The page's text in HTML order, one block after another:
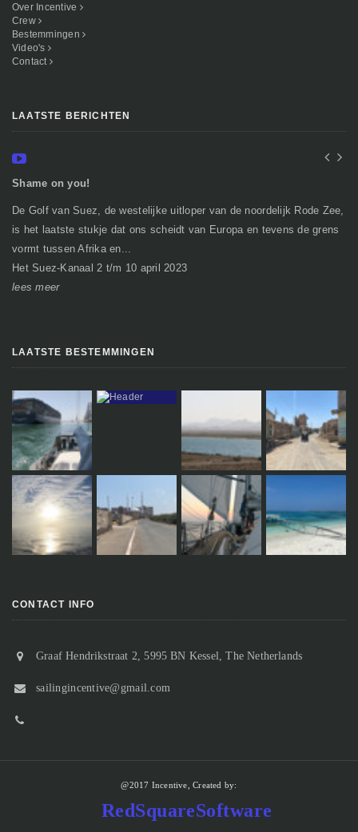
Over Incentive
Crew
Bestemmingen
Video's
Contact
LAATSTE BERICHTEN
Shame on you!
De Golf van Suez, de westelijke uitloper van de noordelijk Rode Zee,
is het laatste stukje dat ons scheidt van Europa en tevens de grens
vormt tussen Afrika en...
Het Suez-Kanaal 2 t/m 10 april 2023
lees meer
LAATSTE BESTEMMINGEN
CONTACT INFO
Graaf Hendrikstraat 2, 5995 BN Kessel, The Netherlands
sailingincentive@gmail.com
@2017 Incentive, Created by:
RedSquareSoftware